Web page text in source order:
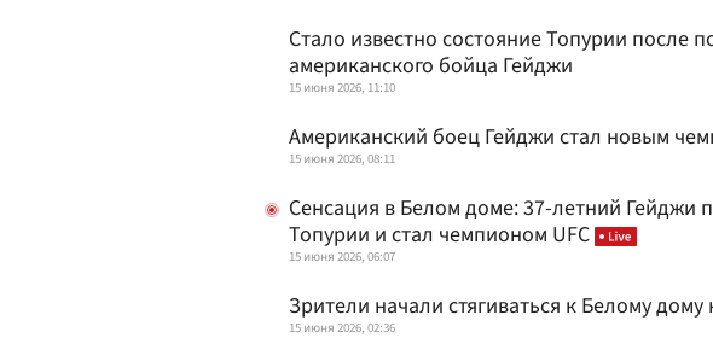
Стало известно состояние Топурии после
американского бойца Гейджи
15 июня 2026, 11:10
Американский боец Гейджи стал новым
15 июня 2026, 08:11
Сенсация в Белом доме: 37-летний Гейджи
Топурии и стал чемпионом UFC
15 июня 2026, 06:07
Зрители начали стягиваться к Белому дому
15 июня 2026, 02:36